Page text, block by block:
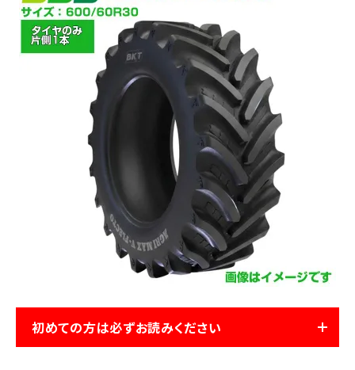
農業機械
農業資材
FAQ
初めての方は必ずお読みください